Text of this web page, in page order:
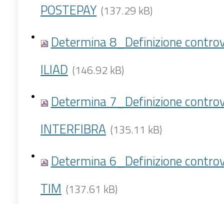
POSTEPAY (137.29 kB)
Determina 8_Definizione
ILIAD (146.92 kB)
Determina 7_Definizione
INTERFIBRA (135.11 kB)
Determina 6_Definizione
TIM (137.61 kB)